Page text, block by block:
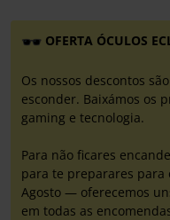
OFERTA ÓCULOS
Os nossos descontos
esconder. Baixámos os
gaming e tecnologia.
Para não ficares
para te preparares para
Agosto — oferecemos
em todas as